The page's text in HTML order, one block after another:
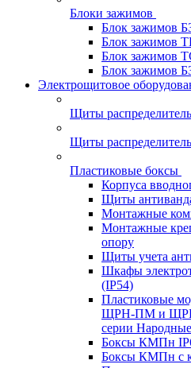
Блоки зажимов
Блок зажимов
Блок зажимов
Блок зажимов
Блок зажимов
Электрощитовое
Щиты
Щиты
Пластиковые боксы
Корпуса
Щиты
Монтажные
Монтажные
опору
Щиты учета
Шкафы
(IP54)
Пластиковые
ЩРН-ПМ и ЩРВ-
серии Народные
Боксы КМПн
Боксы КМПн с